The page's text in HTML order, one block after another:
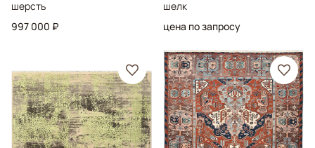
шерсть
997 000 ₽
шелк
цена по запросу